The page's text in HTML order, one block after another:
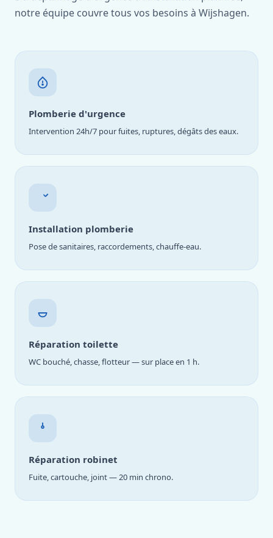
notre équipe couvre tous vos besoins à Wijshagen.
Plomberie d'urgence
Intervention 24h/7 pour fuites, ruptures, dégâts des eaux.
Installation plomberie
Pose de sanitaires, raccordements, chauffe-eau.
Réparation toilette
WC bouché, chasse, flotteur — sur place en 1 h.
Réparation robinet
Fuite, cartouche, joint — 20 min chrono.